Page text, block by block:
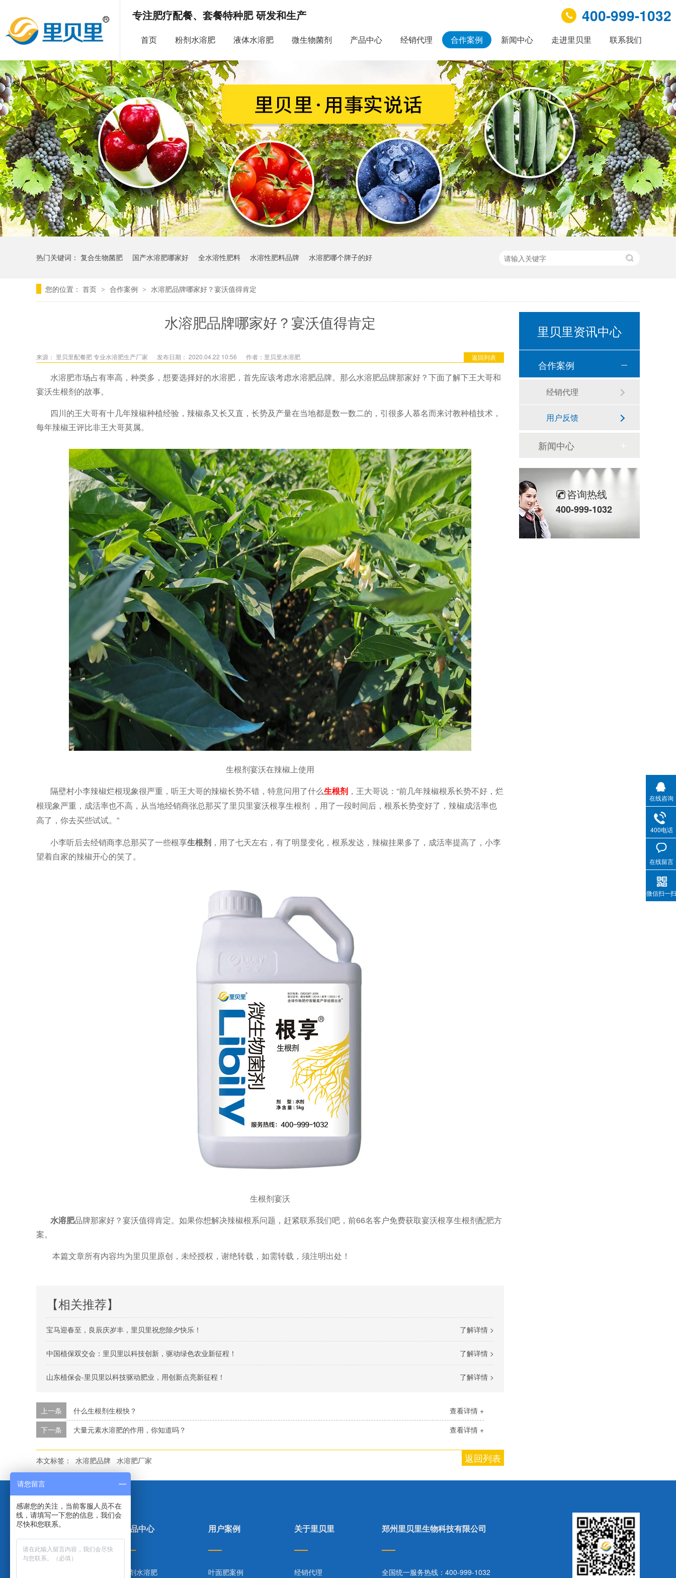
专注肥疗配餐、套餐特种肥 研发和生产 400-999-1032
首页 粉剂水溶肥 液体水溶肥 微生物菌剂 产品中心 经销代理 合作案例 新闻中心 走进里贝里 联系我们
热门关键词： 复合生物菌肥 国产水溶肥哪家好 全水溶性肥料 水溶性肥料品牌 水溶肥哪个牌子的好
您的位置： 首页 > 合作案例 > 水溶肥品牌哪家好？宴沃值得肯定
水溶肥品牌哪家好？宴沃值得肯定
返回列表
来源： 里贝里配餐肥 专业水溶肥生产厂家 发布日期： 2020.04.22 10:56 作者：里贝里水溶肥
水溶肥市场占有率高，种类多，想要选择好的水溶肥，首先应该考虑水溶肥品牌。那么水溶肥品牌那家好？下面了解下王大哥和
宴沃生根剂的故事。
四川的王大哥有十几年辣椒种植经验，辣椒条又长又直，长势及产量在当地都是数一数二的，引很多人慕名而来讨教种植技术，
每年辣椒王评比非王大哥莫属。
生根剂宴沃在辣椒上使用
隔壁村小李辣椒烂根现象很严重，听王大哥的辣椒长势不错，特意问用了什么生根剂 ，王大哥说： “前几年辣椒根系长势不好，烂
根现象严重，成活率也不高，从当地经销商张总那买了里贝里宴沃根享生根剂
，用了一段时间后，根系长势变好了，辣椒成活率也
高了，你去买些试试。 ”
小李听后去经销商李总那买了一些根享生根剂 ，用了七天左右，有了明显变化，根系发达，辣椒挂果多了，成活率提高了，小李
望着自家的辣椒开心的笑了。
生根剂宴沃
水溶肥品牌那家好？宴沃值得肯定。如果你想解决辣椒根系问题，赶紧联系我们吧，前66名客户免费获取宴沃根享生根剂配肥方
案。
本篇文章所有内容均为里贝里原创，未经授权，谢绝转载，如需转载，须注明出处！
【相关推荐】
了解详情 >
宝马迎春至，良辰庆岁丰，里贝里祝您除夕快乐！
了解详情 >
中国植保双交会：里贝里以科技创新，驱动绿色农业新征程！
了解详情 >
山东植保会-里贝里以科技驱动肥业，用创新点亮新征程！
查看详情 +
上一条
什么生根剂生根快？
查看详情 +
下一条 大量元素水溶肥的作用，你知道吗？
返回列表
本文标签： 水溶肥品牌 水溶肥厂家
里贝里资讯中心
合作案例
经销代理
用户反馈
新闻中心
咨询热线
400-999-1032
里贝里首页 产品中心
粉剂水溶肥
用户案例
叶面肥案例
关于里贝里
经销代理
郑州里贝里生物科技有限公司
全国统一服务热线：400-999-1032
在线咨询
400电话
在线留言
微信扫一扫
请您留言
感谢您的关注，当前客服人员不在
线，请填写一下您的信息，我们会
尽快和您联系。